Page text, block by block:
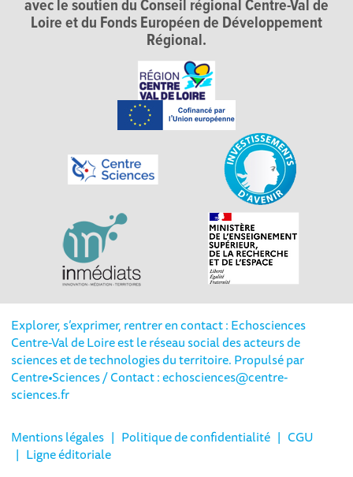
avec le soutien du Conseil régional Centre-Val de
Loire et du Fonds Européen de Développement
Régional.
Explorer, s’exprimer, rentrer en contact : Echosciences
Centre-Val de Loire est le réseau social des acteurs de
sciences et de technologies du territoire. Propulsé par
Centre•Sciences/ Contact : echosciences@centre-
sciences.fr
Mentions légales | Politique de confidentialité | CGU
| Ligne éditoriale